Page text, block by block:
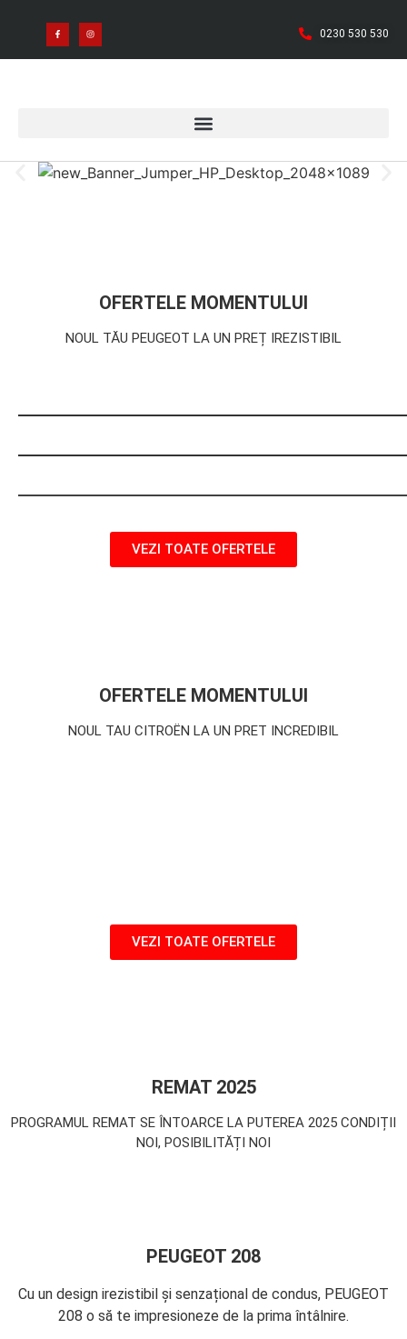
0230 530 530
OFERTELE MOMENTULUI
NOUL TĂU PEUGEOT LA UN PREȚ IREZISTIBIL
VEZI TOATE OFERTELE
OFERTELE MOMENTULUI
NOUL TAU CITROËN LA UN PRET INCREDIBIL
VEZI TOATE OFERTELE
REMAT 2025
PROGRAMUL REMAT SE ÎNTOARCE LA PUTEREA 2025 CONDIȚII
NOI, POSIBILITĂȚI NOI
PEUGEOT 208
Cu un design irezistibil și senzațional de condus, PEUGEOT
208 o să te impresioneze de la prima întâlnire.